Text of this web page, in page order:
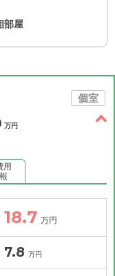
部屋
個室
万円
用
18.7 万円
7.8 万円